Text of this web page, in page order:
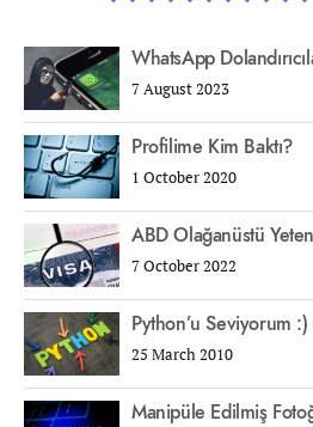
WhatsApp
7 August 2023
Profilime Kim Baktı?
1 October 2020
ABD Olağanüstü
7 October 2022
Python’u Seviyorum :)
25 March 2010
Manipüle Edilmiş